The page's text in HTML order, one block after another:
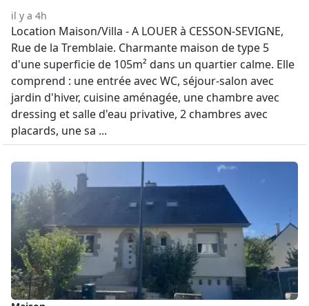
il y a 4h
Location Maison/Villa - A LOUER à CESSON-SEVIGNE,
Rue de la Tremblaie. Charmante maison de type 5
d'une superficie de 105m² dans un quartier calme. Elle
comprend : une entrée avec WC, séjour-salon avec
jardin d'hiver, cuisine aménagée, une chambre avec
dressing et salle d'eau privative, 2 chambres avec
placards, une sa ...